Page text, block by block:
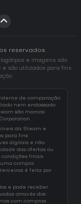
reservados.
e imagens são
são utilizados para fins
de comparação
nem endossado
são marcas
da Steam e
para fins
digitais e não
das ofertas ou
finais
compra.
é feita por
e pode receber
através dos
com compras